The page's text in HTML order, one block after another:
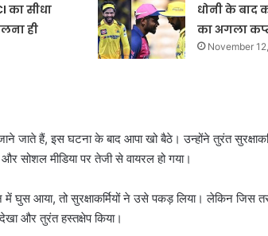
का सीधा
ही
धोनी के बाद
का अगला
November
जाते हैं, इस घटना के बाद आपा खो बैठे। उन्होंने तुरंत
सोशल मीडिया पर तेजी से वायरल हो गया।
में घुस आया, तो सुरक्षाकर्मियों ने उसे पकड़ लिया। लेकिन
और तुरंत हस्तक्षेप किया।